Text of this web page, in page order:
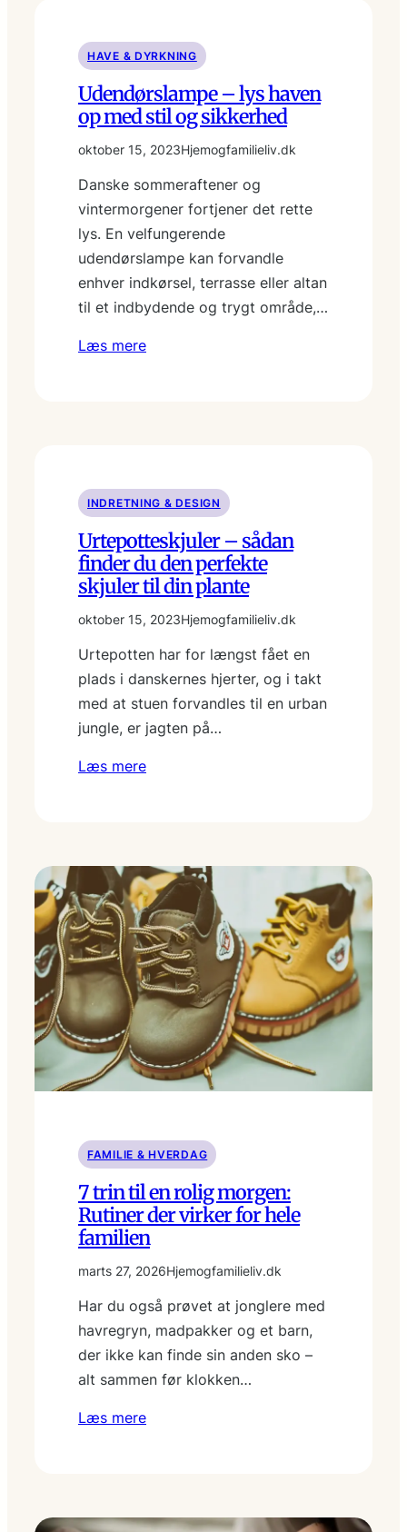
HAVE & DYRKNING
Udendørslampe – lys haven
op med stil og sikkerhed
oktober 15, 2023Hjemogfamilieliv.dk
Danske sommeraftener og
vintermorgener fortjener det rette
lys. En velfungerende
udendørslampe kan forvandle
enhver indkørsel, terrasse eller altan
til et indbydende og trygt område,…
Læs mere
INDRETNING & DESIGN
Urtepotteskjuler – sådan
finder du den perfekte
skjuler til din plante
oktober 15, 2023Hjemogfamilieliv.dk
Urtepotten har for længst fået en
plads i danskernes hjerter, og i takt
med at stuen forvandles til en urban
jung­le, er jagten på…
Læs mere
FAMILIE & HVERDAG
7 trin til en rolig morgen:
Rutiner der virker for hele
familien
marts 27, 2026Hjemogfamilieliv.dk
Har du også prøvet at jonglere med
havregryn, madpakker og et barn,
der ikke kan finde sin anden sko –
alt sammen før klokken…
Læs mere